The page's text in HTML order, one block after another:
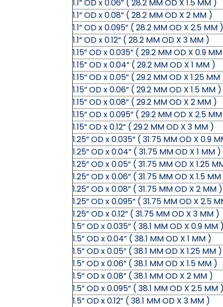
1.1” OD x 0.06” ( 28.2 MM OD X 1.5 MM )
1.1” OD x 0.08” ( 28.2 MM OD X 2 MM )
1.1” OD x 0.095” ( 28.2 MM OD X 2.5 MM )
1.1” OD x 0.12” ( 28.2 MM OD X 3 MM )
1.15” OD x 0.035” ( 29.2 MM OD X 0.9
1.15” OD x 0.04” ( 29.2 MM OD X 1 MM )
1.15” OD x 0.05” ( 29.2 MM OD X 1.25
1.15” OD x 0.06” ( 29.2 MM OD X 1.5 MM )
1.15” OD x 0.08” ( 29.2 MM OD X 2 MM )
1.15” OD x 0.095” ( 29.2 MM OD X 2.5
1.15” OD x 0.12” ( 29.2 MM OD X 3 MM )
1.25” OD x 0.035” ( 31.75 MM OD X 0.9
1.25” OD x 0.04” ( 31.75 MM OD X 1 MM )
1.25” OD x 0.05” ( 31.75 MM OD X 1.25
1.25” OD x 0.06” ( 31.75 MM OD X 1.5
1.25” OD x 0.08” ( 31.75 MM OD X 2 MM )
1.25” OD x 0.095” ( 31.75 MM OD X 2.5
1.25” OD x 0.12” ( 31.75 MM OD X 3 MM )
1.5” OD x 0.035” ( 38.1 MM OD X 0.9 MM
1.5” OD x 0.04” ( 38.1 MM OD X 1 MM )
1.5” OD x 0.05” ( 38.1 MM OD X 1.25 MM )
1.5” OD x 0.06” ( 38.1 MM OD X 1.5 MM )
1.5” OD x 0.08” ( 38.1 MM OD X 2 MM )
1.5” OD x 0.095” ( 38.1 MM OD X 2.5 MM
1.5” OD x 0.12” ( 38.1 MM OD X 3 MM )